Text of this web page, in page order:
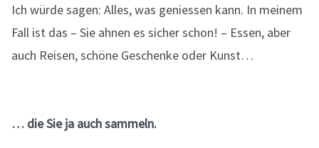
Ich würde sagen: Alles, was geniessen kann. In meinem
Fall ist das – Sie ahnen es sicher schon! – Essen, aber
auch Reisen, schöne Geschenke oder Kunst…
… die Sie ja auch sammeln.